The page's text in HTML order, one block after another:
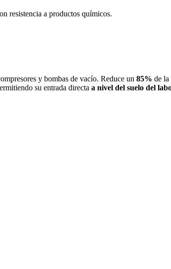
resistencia a productos químicos.
y bombas de vacío. Reduce un 85% de la
su entrada directa a nivel del suelo del